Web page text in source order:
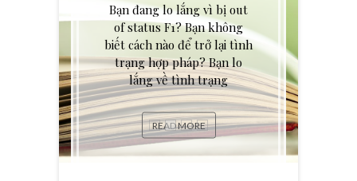
Bạn đang lo lắng vì bị out
of status F1? Bạn không
biết cách nào để trở lại tình
trạng hợp pháp? Bạn lo
lắng về tình trạng
READ MORE